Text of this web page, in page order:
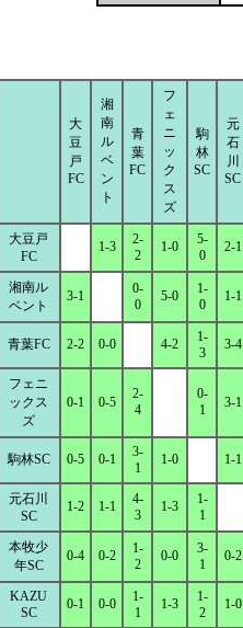
大
豆
戸
FC
湘
南
ル
ベ
ン
ト
青
葉
FC
フ
ェ
ニ
ッ
ク
ス
ズ
駒
林
SC
元
石
川
SC
大豆戸
FC
1-3
2-
2
1-0
5-
0
2-1
湘南ル
ベント
3-1
0-
0
5-0
1-
0
1-1
青葉FC 2-2 0-0 4-2
1-
3
3-4
フェニ
ックス
ズ
0-1 0-5
2-
4
0-
1
3-1
駒林SC 0-5 0-1
3-
1
1-0 1-1
元石川
SC
1-2 1-1
4-
3
1-3
1-
1
本牧少
年SC
0-4 0-2
1-
2
0-0
3-
1
0-2
KAZU
SC
0-1 0-0
1-
1
1-3
1-
2
1-0